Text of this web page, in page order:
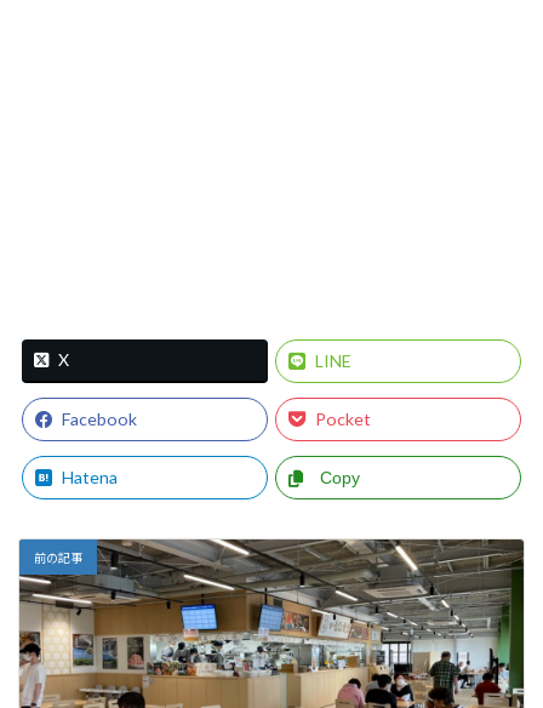
Facebook
X
Hatena
LINE
Pocket
Copy
前の記事